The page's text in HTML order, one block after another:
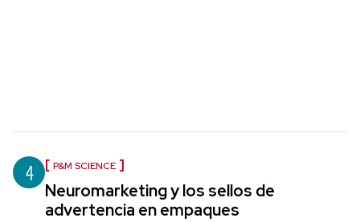
4 P&M SCIENCE
Neuromarketing y los sellos de
advertencia en empaques